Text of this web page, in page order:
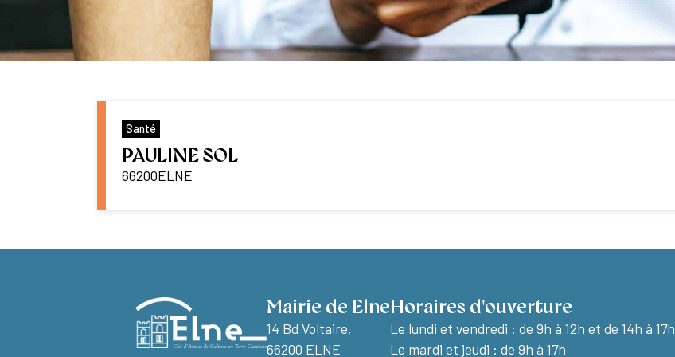
Santé
PAULINE SOL
66200ELNE
Mairie de Elne
14 Bd Voltaire,
66200 ELNE
Horaires d'ouverture
Le lundi et vendredi : de 9h à 12h et de 14h à 17h
Le mardi et jeudi : de 9h à 17h